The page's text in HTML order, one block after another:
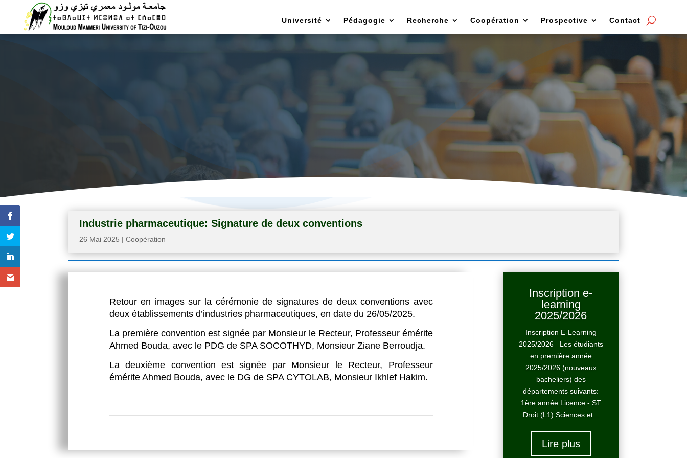
Université Pédagogie Recherche Coopération Prospective Contact
Vice rectorat chargé des relations exterieures et des manifestations
scientifiques
Industrie pharmaceutique: Signature de deux conventions
26 Mai 2025 |Coopération
Retour en images sur la cérémonie de signatures de deux conventions avec
deux établissements d’industries pharmaceutiques, en date du 26/05/2025.
La première convention est signée par Monsieur le Recteur, Professeur émérite
Ahmed Bouda, avec le PDG de SPA SOCOTHYD, Monsieur Ziane Berroudja.
La deuxième convention est signée par Monsieur le Recteur, Professeur
émérite Ahmed Bouda, avec le DG de SPA CYTOLAB, Monsieur Ikhlef Hakim.
Inscription e-
learning
2025/2026
Inscription E-Learning
2025/2026 Les étudiants
en première année
2025/2026 (nouveaux
bacheliers) des
départements suivants:
1ère année Licence - ST
Droit (L1) Sciences et...
Lire plus